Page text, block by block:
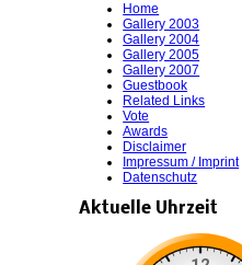
Home
Gallery 2003
Gallery 2004
Gallery 2005
Gallery 2007
Guestbook
Related Links
Vote
Awards
Disclaimer
Impressum / Imprint
Datenschutz
Aktuelle Uhrzeit